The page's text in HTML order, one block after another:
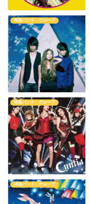
邦楽バンド・グループ
邦楽バンド・グループ
邦楽バンド・グループ